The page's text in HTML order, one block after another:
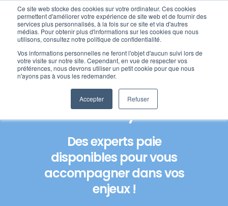
Ce site web stocke des cookies sur votre ordinateur. Ces cookies
permettent d'améliorer votre expérience de site web et de fournir des
services plus personnalisés, à la fois sur ce site et via d'autres
médias. Pour obtenir plus d'informations sur les cookies que nous
utilisons, consultez notre politique de confidentialité.
Vos informations personnelles ne feront l'objet d'aucun suivi lors de
votre visite sur notre site. Cependant, en vue de respecter vos
préférences, nous devrons utiliser un petit cookie pour que nous
n'ayons pas à vous les redemander.
Accepter Refuser
Passer
contenu
Nos offres
Formation
Nos clients
Fortify
Ressources
Home»Expertise paie : votre expert en gestion de la paie
Expertise paie et RH –
Fortify
Des experts paie
disponibles pour vous
accompagner dans vos
enjeux !